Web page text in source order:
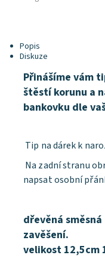
Popis
Diskuze
Přinášíme vám
štěstí korunu a
bankovku dle
Tip na dárek k
Na zadní stranu
napsat osobní
dřevěná
zavěšení.
velikost 12,5cm